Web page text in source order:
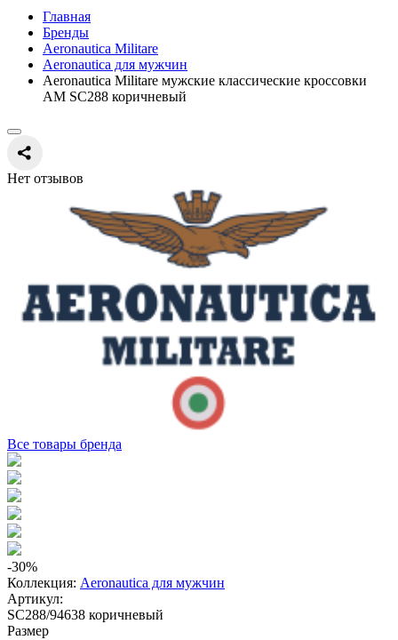
Главная
Бренды
Aeronautica Militare
Aeronautica для мужчин
Aeronautica Militare мужские классические кроссовки
AM SC288 коричневый
Нет отзывов
Все товары бренда
-30%
Коллекция: Aeronautica для мужчин
Артикул:
SC288/94638 коричневый
Размер